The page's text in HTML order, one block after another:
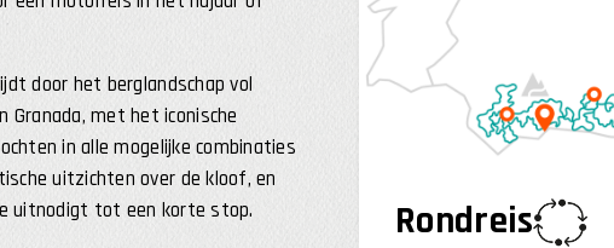
door het berglandschap vol
Granada, met het iconische
in alle mogelijke combinaties
uitzichten over de kloof, en
uitnodigt tot een korte stop.
Rondreis